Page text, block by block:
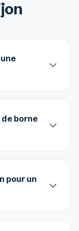
borne
pour un